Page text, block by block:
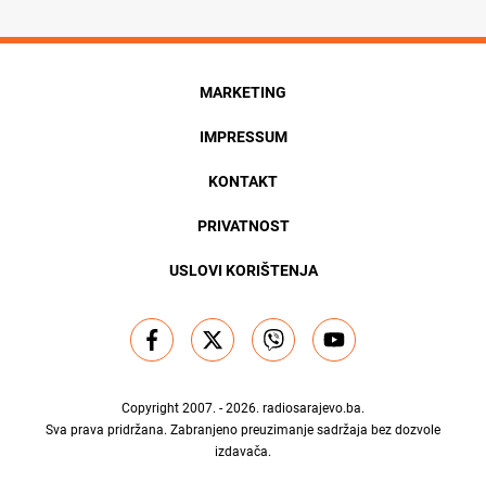
MARKETING
IMPRESSUM
KONTAKT
PRIVATNOST
USLOVI KORIŠTENJA
Copyright 2007. - 2026. radiosarajevo.ba.
Sva prava pridržana. Zabranjeno preuzimanje sadržaja bez dozvole
izdavača.